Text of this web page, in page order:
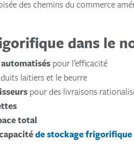
des chemins du commerce
dans le
pour l’efficacité
laitiers et le beurre
pour des livraisons
total
de stockage frigorifique